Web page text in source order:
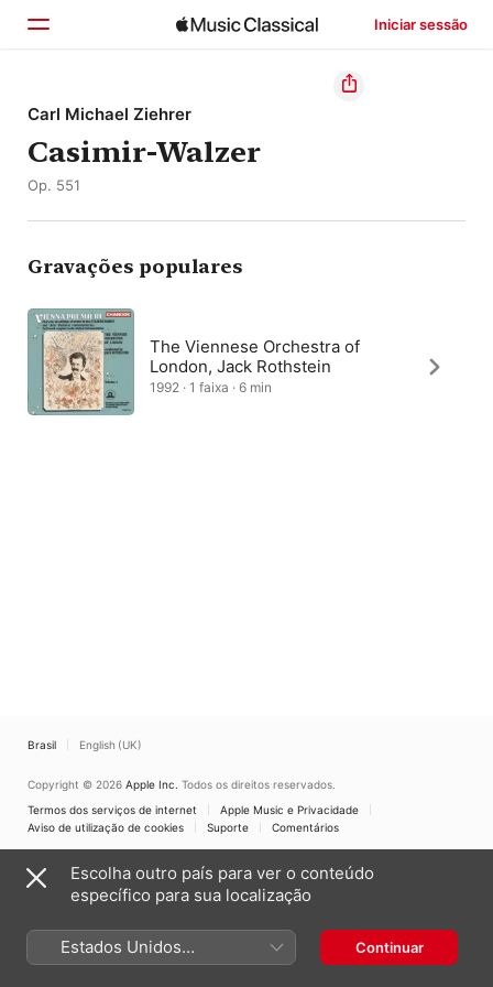
Iniciar sessão
Início
Explorar
Carl Michael Ziehrer
Casimir-Walzer
Op. 551
Gravações populares
The Viennese Orchestra of
London, Jack Rothstein
1992 · 1 faixa · 6 min
Brasil English (UK)
Copyright © 2026 Apple Inc. Todos os direitos reservados.
Termos dos serviços de internet
Apple Music e Privacidade
Aviso de utilização de cookies
Suporte Comentários
Escolha outro país para ver o conteúdo
específico para sua localização
Estados Unidos
(Português Brasil)
Continuar